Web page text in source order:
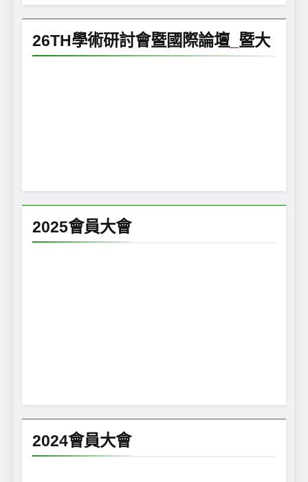
26TH學術研討會暨國際論壇_暨大
2025會員大會
2024會員大會